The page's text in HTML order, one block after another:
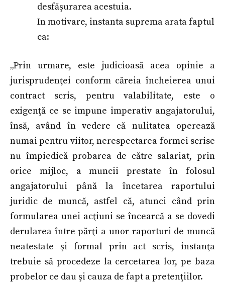
desfăşurarea acestuia.
In motivare, instanta suprema arata faptul
ca:
„Prin urmare, este judicioasă acea opinie a
jurisprudenţei conform căreia încheierea unui
contract scris, pentru valabilitate, este o
exigenţă ce se impune imperativ angajatorului,
însă, având în vedere că nulitatea operează
numai pentru viitor, nerespectarea formei scrise
nu împiedică probarea de către salariat, prin
orice mijloc, a muncii prestate în folosul
angajatorului până la încetarea raportului
juridic de muncă, astfel că, atunci când prin
formularea unei acţiuni se încearcă a se dovedi
derularea între părţi a unor raporturi de muncă
neatestate şi formal prin act scris, instanţa
trebuie să procedeze la cercetarea lor, pe baza
probelor ce dau şi cauza de fapt a pretenţiilor.